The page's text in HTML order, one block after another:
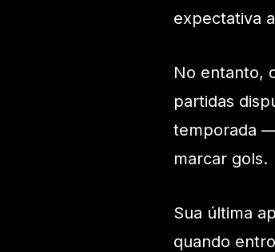
expectativa
No entanto,
partidas
temporada
marcar gols.
Sua última
quando